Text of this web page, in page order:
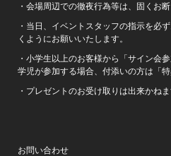
・会場周辺での徹夜行為等は、固くお断
・当日、イベントスタッフの指示を必
くようにお願いいたします。
・小学生以上のお客様から「サイン会
学児が参加する場合、付添いの方は「特
・プレゼントのお受け取りは出来かね
お問い合わせ